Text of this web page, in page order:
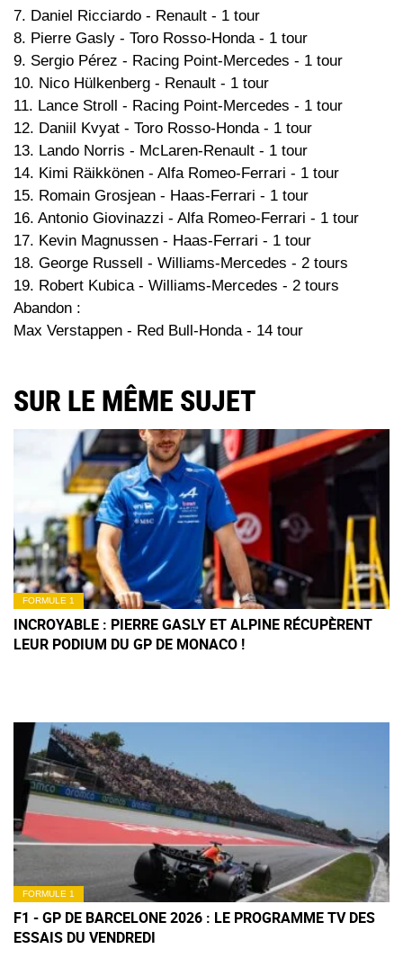
7. Daniel Ricciardo - Renault - 1 tour
8. Pierre Gasly - Toro Rosso-Honda - 1 tour
9. Sergio Pérez - Racing Point-Mercedes - 1 tour
10. Nico Hülkenberg - Renault - 1 tour
11. Lance Stroll - Racing Point-Mercedes - 1 tour
12. Daniil Kvyat - Toro Rosso-Honda - 1 tour
13. Lando Norris - McLaren-Renault - 1 tour
14. Kimi Räikkönen - Alfa Romeo-Ferrari - 1 tour
15. Romain Grosjean - Haas-Ferrari - 1 tour
16. Antonio Giovinazzi - Alfa Romeo-Ferrari - 1 tour
17. Kevin Magnussen - Haas-Ferrari - 1 tour
18. George Russell - Williams-Mercedes - 2 tours
19. Robert Kubica - Williams-Mercedes - 2 tours
Abandon :
Max Verstappen - Red Bull-Honda - 14 tour
SUR LE MÊME SUJET
FORMULE 1
INCROYABLE : PIERRE GASLY ET ALPINE RÉCUPÈRENT
LEUR PODIUM DU GP DE MONACO !
FORMULE 1
F1 - GP DE BARCELONE 2026 : LE PROGRAMME TV DES
ESSAIS DU VENDREDI